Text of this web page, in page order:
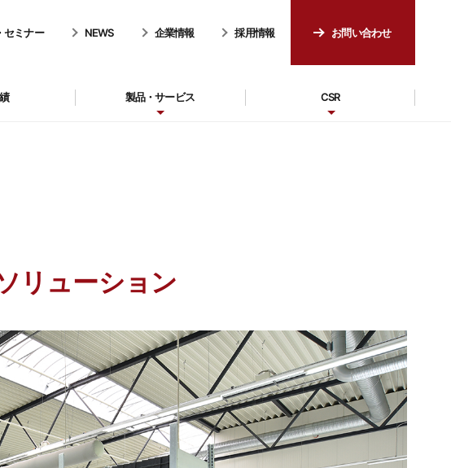
セミナー NEWS 企業情報 採用情報 お問い合わせ
製品・サービス CSR
リューション